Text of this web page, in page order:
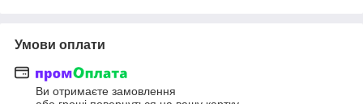
Умови оплати
Ви отримаєте замовлення